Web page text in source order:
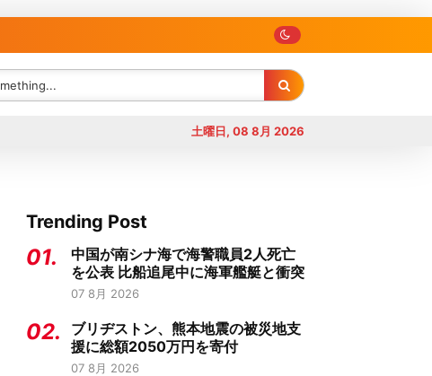
土曜日, 08 8月 2026
Trending Post
01.
中国が南シナ海で海警職員2人死亡
を公表 比船追尾中に海軍艦艇と衝突
07 8月 2026
02.
ブリヂストン、熊本地震の被災地支
援に総額2050万円を寄付
07 8月 2026